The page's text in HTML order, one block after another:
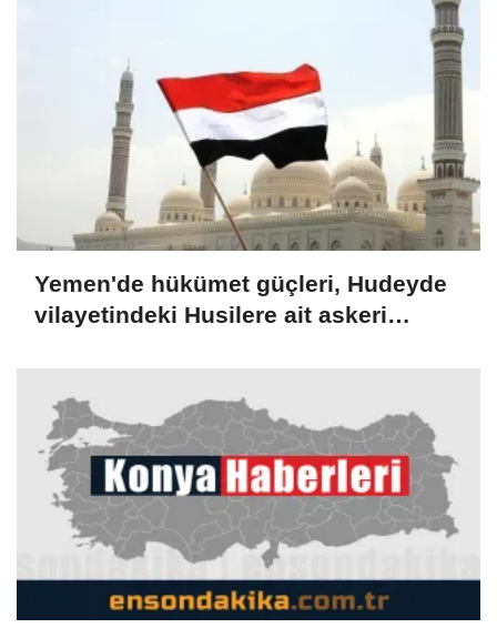
Yemen'de hükümet güçleri, Hudeyde
vilayetindeki Husilere ait askeri